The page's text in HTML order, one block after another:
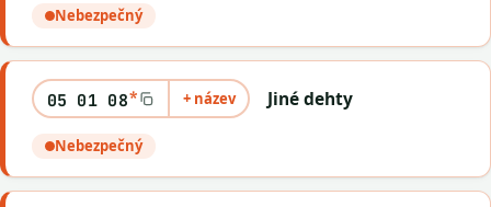
Nebezpečný
05 01 08* + název Jiné dehty
Nebezpečný